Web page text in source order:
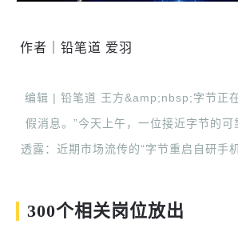
作者｜铅笔道 爱羽
编辑 | 铅笔道 王方&amp;nbsp;字节正
假消息。”今天上午，一位接近字节的
透露：近期市场流传的“字节重启自研手
300个相关岗位放出